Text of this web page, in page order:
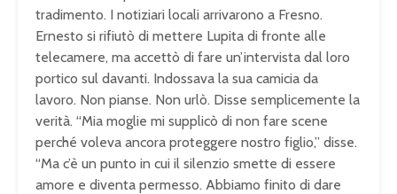
tradimento. I notiziari locali arrivarono a Fresno.
Ernesto si rifiutò di mettere Lupita di fronte alle
telecamere, ma accettò di fare un’intervista dal loro
portico sul davanti. Indossava la sua camicia da
lavoro. Non pianse. Non urlò. Disse semplicemente la
verità. “Mia moglie mi supplicò di non fare scene
perché voleva ancora proteggere nostro figlio,” disse.
“Ma c’è un punto in cui il silenzio smette di essere
amore e diventa permesso. Abbiamo finito di dare